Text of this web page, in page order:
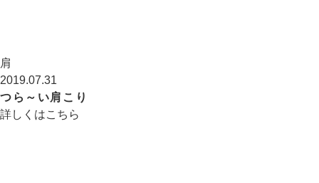
肩
2019.07.31
つら～い肩こり
詳しくはこちら